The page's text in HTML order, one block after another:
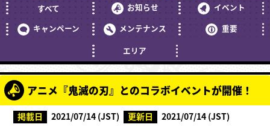
すべて お知らせ
イベント
キャンペーン
メンテナンス
重要
エリア
アニメ『鬼滅の刃』とのコラボイベントが開催！
掲載日 2021/07/14 (JST) 更新日 2021/07/14 (JST)